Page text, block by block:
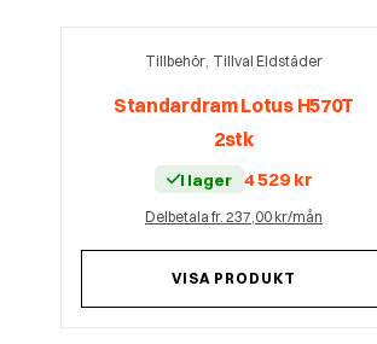
Tillbehör, Tillval Eldstäder
Standardram Lotus H570T
2stk
I lager 4 529 kr
Delbetala fr. 237,00 kr/mån
VISA PRODUKT